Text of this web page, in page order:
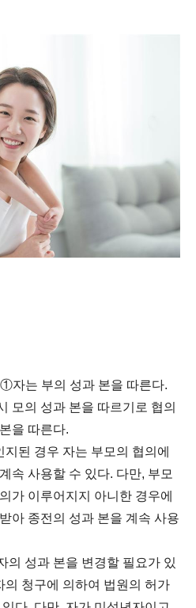
자는 부의 성과 본을 따른다.
모의 성과 본을 따르기로 협의
을 따른다.
된 경우 자는 부모의 협의에
속 사용할 수 있다. 다만, 부모
가 이루어지지 아니한 경우에
아 종전의 성과 본을 계속 사용
성과 본을 변경할 필요가 있
의 청구에 의하여 법원의 허가